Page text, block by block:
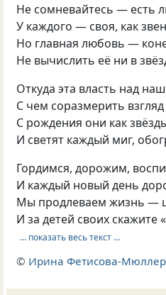
Не сомневайтесь — есть
У каждого — своя, как
Но главная любовь —
Не вычислить её ни в
Откуда эта власть над
С чем соразмерить
С рождения они как
И светят каждый миг,
Гордимся, дорожим,
И каждый новый день
Мы продлеваем жизнь —
И за детей своих скажите
… показать весь текст …
© Ирина Фетисова-